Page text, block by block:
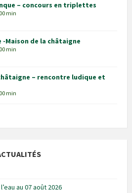
– concours en triplettes
min
-Maison de la châtaigne
min
– rencontre ludique et
min
au 07 août 2026